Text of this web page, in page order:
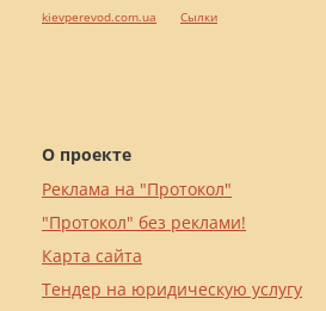
О проекте
Реклама на "Протокол"
"Протокол" без реклами!
Карта сайта
Тендер на юридическую услугу
kievperevod.com.ua
Cылки